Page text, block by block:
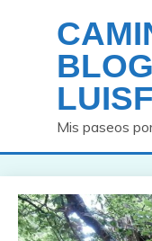
contenido
Mis paseos